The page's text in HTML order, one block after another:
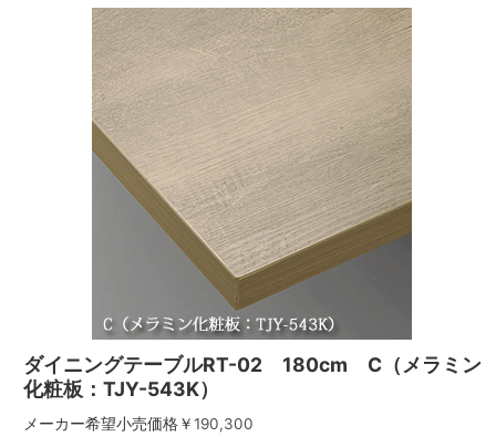
ダイニングテーブルRT-02 180cm C（メラミン
化粧板：TJY-543K）
メーカー希望小売価格￥190,300